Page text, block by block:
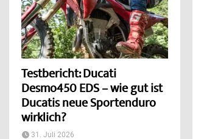
Testbericht: Ducati
Desmo450 EDS – wie gut ist
Ducatis neue Sportenduro
wirklich?
31. Juli 2026